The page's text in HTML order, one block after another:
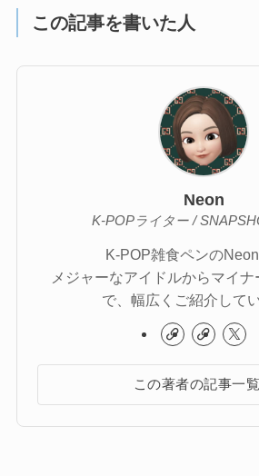
この記事を書いた人
Neon
K-POPライター /
K-POP雑食ペンのNeon
メジャーなアイドルからマイナ
で、幅広くご紹介してい
この著者の記事一